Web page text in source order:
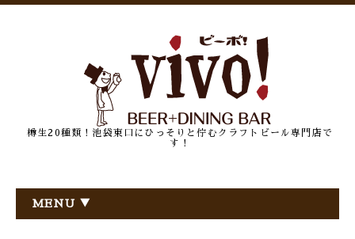
樽生20種類！池袋東口にひっそりと佇むクラフトビール専門店で
す！
MENU ▼